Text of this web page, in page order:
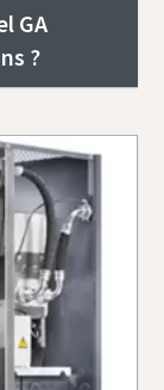
GA
?